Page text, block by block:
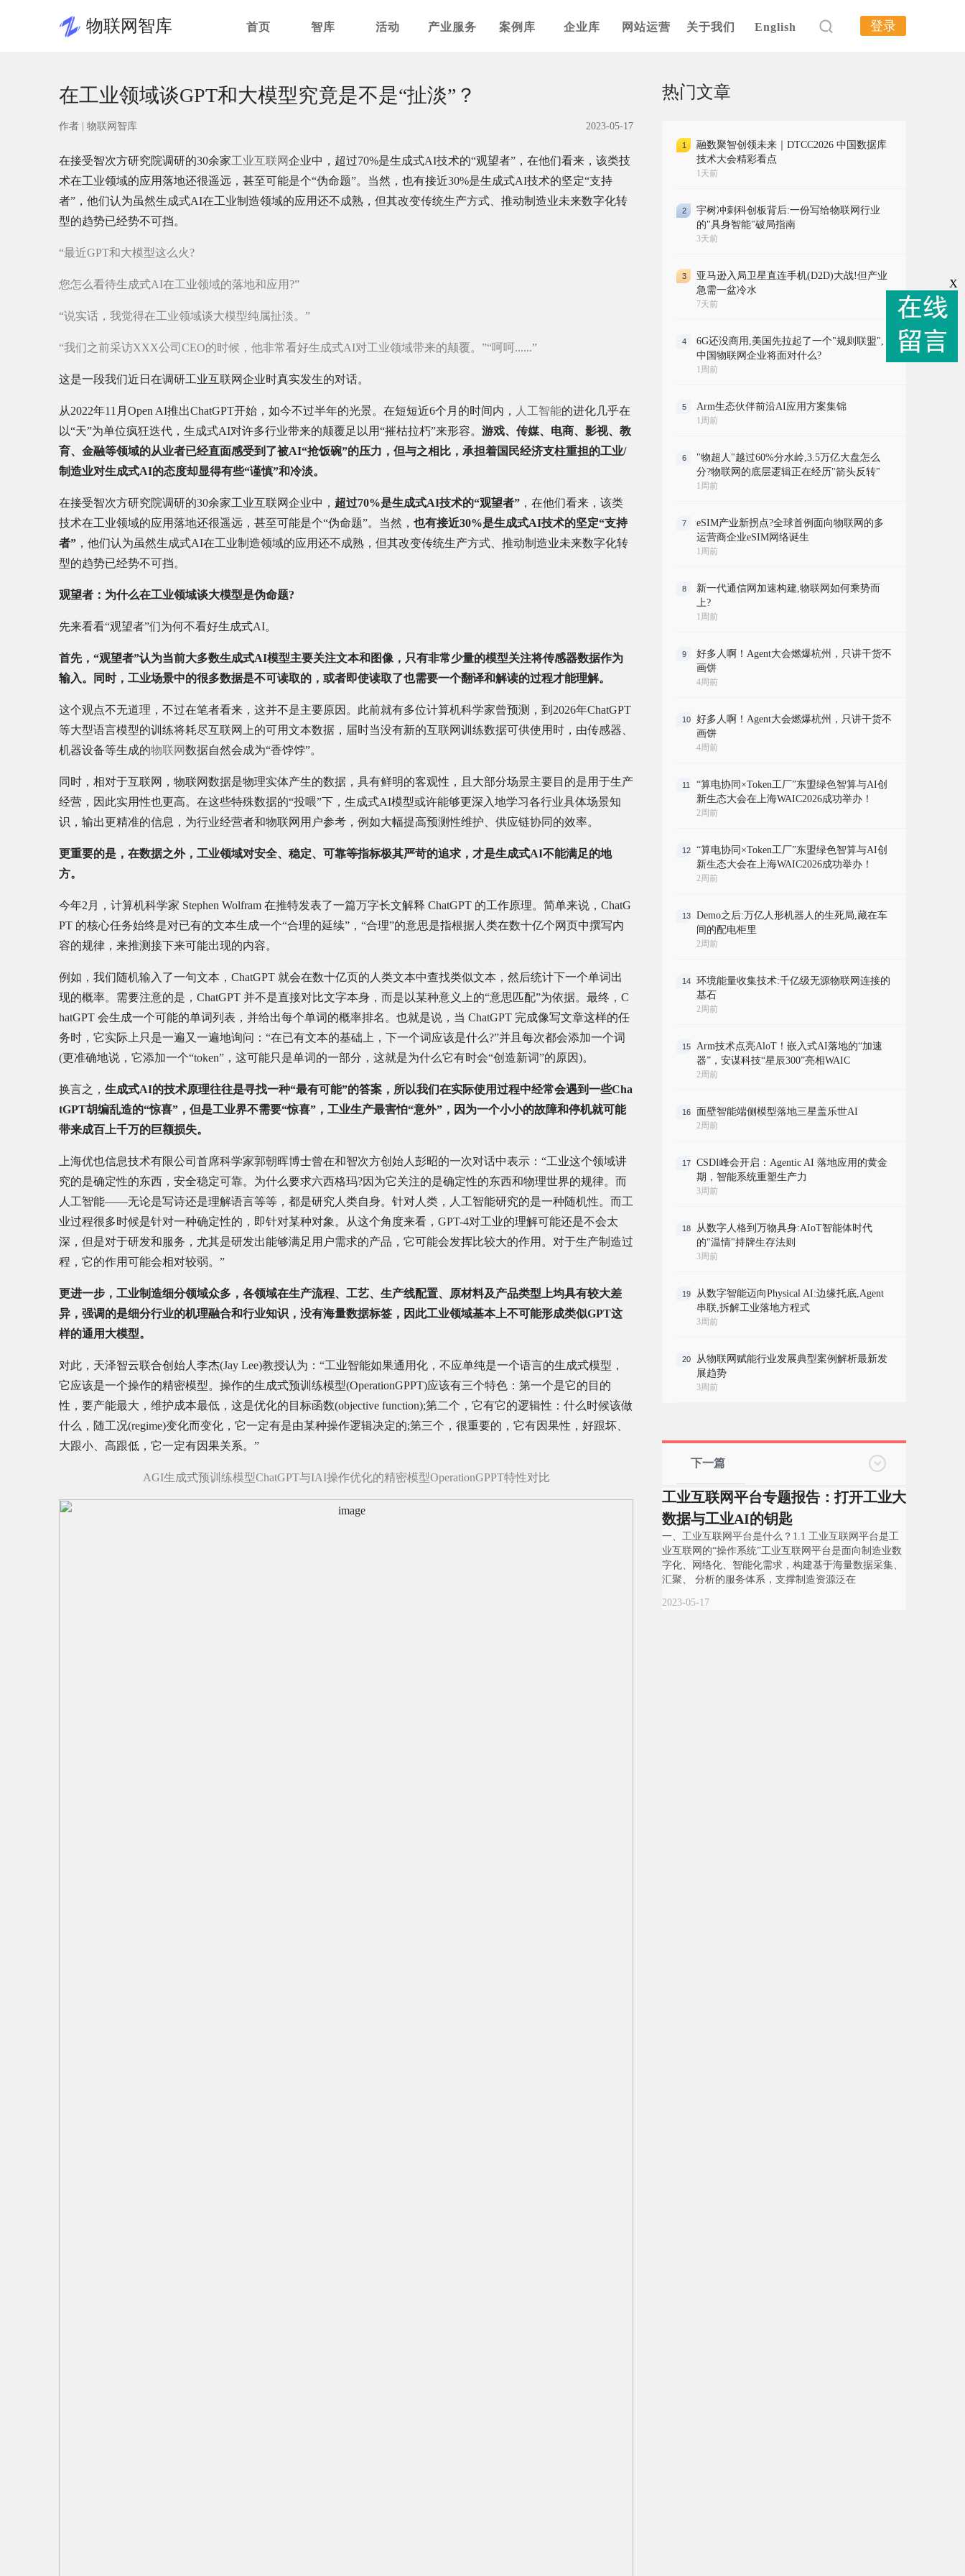
物联网智库 首页 智库 活动 产业服务 案例库 企业库 网站运营 关于我们 English 登录
在工业领域谈GPT和大模型究竟是不是“扯淡”？
作者 | 物联网智库 2023-05-17
在接受智次方研究院调研的30余家工业互联网企业中，超过70%是生成式AI技术的“观望者”，在他们看来，该类技
术在工业领域的应用落地还很遥远，甚至可能是个“伪命题”。当然，也有接近30%是生成式AI技术的坚定“支持
者”，他们认为虽然生成式AI在工业制造领域的应用还不成熟，但其改变传统生产方式、推动制造业未来数字化转
型的趋势已经势不可挡。
“最近GPT和大模型这么火?
您怎么看待生成式AI在工业领域的落地和应用?”
“说实话，我觉得在工业领域谈大模型纯属扯淡。”
“我们之前采访XXX公司CEO的时候，他非常看好生成式AI对工业领域带来的颠覆。”“呵呵......”
这是一段我们近日在调研工业互联网企业时真实发生的对话。
从2022年11月Open AI推出ChatGPT开始，如今不过半年的光景。在短短近6个月的时间内， 人工智能的进化几乎在
以“天”为单位疯狂迭代，生成式AI对许多行业带来的颠覆足以用“摧枯拉朽”来形容。 游戏、传媒、电商、影视、教
育、金融等领域的从业者已经直面感受到了被AI“抢饭碗”的压力，但与之相比，承担着国民经济支柱重担的工业/
制造业对生成式AI的态度却显得有些“谨慎”和冷淡。
在接受智次方研究院调研的30余家工业互联网企业中， 超过70%是生成式AI技术的“观望者” ，在他们看来，该类
技术在工业领域的应用落地还很遥远，甚至可能是个“伪命题”。当然， 也有接近30%是生成式AI技术的坚定“支持
者” ，他们认为虽然生成式AI在工业制造领域的应用还不成熟，但其改变传统生产方式、推动制造业未来数字化转
型的趋势已经势不可挡。
观望者：为什么在工业领域谈大模型是伪命题?
先来看看“观望者”们为何不看好生成式AI。
首先，“观望者”认为当前大多数生成式AI模型主要关注文本和图像，只有非常少量的模型关注将传感器数据作为
输入。同时，工业场景中的很多数据是不可读取的，或者即使读取了也需要一个翻译和解读的过程才能理解。
这个观点不无道理，不过在笔者看来，这并不是主要原因。此前就有多位计算机科学家曾预测，到2026年ChatGPT
等大型语言模型的训练将耗尽互联网上的可用文本数据，届时当没有新的互联网训练数据可供使用时，由传感器、
机器设备等生成的物联网数据自然会成为“香饽饽”。
同时，相对于互联网，物联网数据是物理实体产生的数据，具有鲜明的客观性，且大部分场景主要目的是用于生产
经营，因此实用性也更高。在这些特殊数据的“投喂”下，生成式AI模型或许能够更深入地学习各行业具体场景知
识，输出更精准的信息，为行业经营者和物联网用户参考，例如大幅提高预测性维护、供应链协同的效率。
更重要的是，在数据之外，工业领域对安全、稳定、可靠等指标极其严苛的追求，才是生成式AI不能满足的地
方。
今年2月，计算机科学家 Stephen Wolfram 在推特发表了一篇万字长文解释 ChatGPT 的工作原理。简单来说，ChatG
PT 的核心任务始终是对已有的文本生成一个“合理的延续”，“合理”的意思是指根据人类在数十亿个网页中撰写内
容的规律，来推测接下来可能出现的内容。
例如，我们随机输入了一句文本，ChatGPT 就会在数十亿页的人类文本中查找类似文本，然后统计下一个单词出
现的概率。需要注意的是，ChatGPT 并不是直接对比文字本身，而是以某种意义上的“意思匹配”为依据。最终，C
hatGPT 会生成一个可能的单词列表，并给出每个单词的概率排名。也就是说，当 ChatGPT 完成像写文章这样的任
务时，它实际上只是一遍又一遍地询问：“在已有文本的基础上，下一个词应该是什么?”并且每次都会添加一个词
(更准确地说，它添加一个“token”，这可能只是单词的一部分，这就是为什么它有时会“创造新词”的原因)。
换言之， 生成式AI的技术原理往往是寻找一种“最有可能”的答案，所以我们在实际使用过程中经常会遇到一些Cha
tGPT胡编乱造的“惊喜”，但是工业界不需要“惊喜”，工业生产最害怕“意外”，因为一个小小的故障和停机就可能
带来成百上千万的巨额损失。
上海优也信息技术有限公司首席科学家郭朝晖博士曾在和智次方创始人彭昭的一次对话中表示：“工业这个领域讲
究的是确定性的东西，安全稳定可靠。为什么要求六西格玛?因为它关注的是确定性的东西和物理世界的规律。而
人工智能——无论是写诗还是理解语言等等，都是研究人类自身。针对人类，人工智能研究的是一种随机性。而工
业过程很多时候是针对一种确定性的，即针对某种对象。从这个角度来看，GPT-4对工业的理解可能还是不会太
深，但是对于研发和服务，尤其是研发出能够满足用户需求的产品，它可能会发挥比较大的作用。对于生产制造过
程，它的作用可能会相对较弱。”
更进一步，工业制造细分领域众多，各领域在生产流程、工艺、生产线配置、原材料及产品类型上均具有较大差
异，强调的是细分行业的机理融合和行业知识，没有海量数据标签，因此工业领域基本上不可能形成类似GPT这
样的通用大模型。
对此，天泽智云联合创始人李杰(Jay Lee)教授认为：“工业智能如果通用化，不应单纯是一个语言的生成式模型，
它应该是一个操作的精密模型。操作的生成式预训练模型(OperationGPPT)应该有三个特色：第一个是它的目的
性，要产能最大，维护成本最低，这是优化的目标函数(objective function);第二个，它有它的逻辑性：什么时候该做
什么，随工况(regime)变化而变化，它一定有是由某种操作逻辑决定的;第三个，很重要的，它有因果性，好跟坏、
大跟小、高跟低，它一定有因果关系。”
AGI生成式预训练模型ChatGPT与IAI操作优化的精密模型OperationGPPT特性对比
热门文章
1
融数聚智创领未来｜DTCC2026 中国数据库
技术大会精彩看点
1天前
2
宇树冲刺科创板背后:一份写给物联网行业
的"具身智能"破局指南
3天前
3
亚马逊入局卫星直连手机(D2D)大战!但产业
急需一盆冷水
7天前
4
6G还没商用,美国先拉起了一个"规则联盟",
中国物联网企业将面对什么?
1周前
5 Arm生态伙伴前沿AI应用方案集锦
1周前
6
"物超人"越过60%分水岭,3.5万亿大盘怎么
分?物联网的底层逻辑正在经历"箭头反转"
1周前
7
eSIM产业新拐点?全球首例面向物联网的多
运营商企业eSIM网络诞生
1周前
8
新一代通信网加速构建,物联网如何乘势而
上?
1周前
9
好多人啊！Agent大会燃爆杭州，只讲干货不
画饼
4周前
10
好多人啊！Agent大会燃爆杭州，只讲干货不
画饼
4周前
11
“算电协同×Token工厂”东盟绿色智算与AI创
新生态大会在上海WAIC2026成功举办！
2周前
12
“算电协同×Token工厂”东盟绿色智算与AI创
新生态大会在上海WAIC2026成功举办！
2周前
13
Demo之后:万亿人形机器人的生死局,藏在车
间的配电柜里
2周前
14
环境能量收集技术:千亿级无源物联网连接的
基石
2周前
15
Arm技术点亮AloT！嵌入式AI落地的“加速
器”，安谋科技“星辰300”亮相WAIC
2周前
16 面壁智能端侧模型落地三星盖乐世AI
2周前
17
CSDI峰会开启：Agentic AI 落地应用的黄金
期，智能系统重塑生产力
3周前
18
从数字人格到万物具身:AIoT智能体时代
的"温情"持牌生存法则
3周前
19
从数字智能迈向Physical AI:边缘托底,Agent
串联,拆解工业落地方程式
3周前
20
从物联网赋能行业发展典型案例解析最新发
展趋势
3周前
下一篇
工业互联网平台专题报告：打开工业大
数据与工业AI的钥匙
一、工业互联网平台是什么？1.1 工业互联网平台是工
业互联网的“操作系统”工业互联网平台是面向制造业数
字化、网络化、智能化需求，构建基于海量数据采集、
汇聚、 分析的服务体系，支撑制造资源泛在
2023-05-17
X